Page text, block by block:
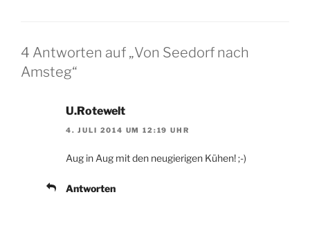
4 Antworten auf „Von Seedorf nach
Amsteg“
U.Rotewelt
4. JULI 2014 UM 12:19 UHR
Aug in Aug mit den neugierigen Kühen! ;-)
Antworten